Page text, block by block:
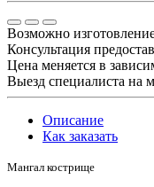
Возможно
Консультация
Цена меняется в
Выезд специалиста на
Описание
Как заказать
Мангал кострище